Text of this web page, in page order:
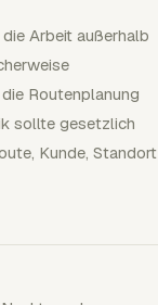
Arbeit außerhalb
Routenplanung
sollte gesetzlich
Kunde, Standort